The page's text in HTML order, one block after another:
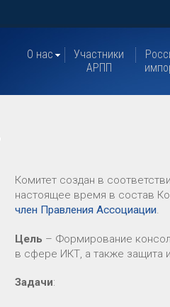
О нас
Участники
АРПП
Комитет создан в
настоящее время в состав
член Правления Ассоциации.
Цель – Формирование
в сфере ИКТ, а также защита
Задачи: